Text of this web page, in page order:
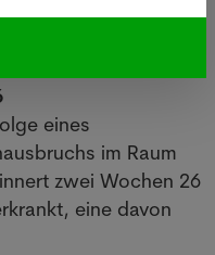
eines
im Raum
zwei Wochen 26
eine davon